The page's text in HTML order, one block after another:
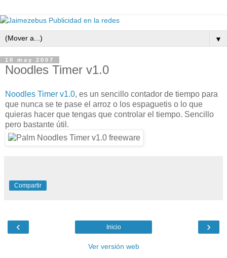
▼
10 may 2007
Noodles Timer v1.0
Noodles Timer v1.0, es un sencillo contador de tiempo para
que nunca se te pase el arroz o los espaguetis o lo que
quieras hacer que tengas que controlar el tiempo. Sencillo
pero bastante útil.
Compartir
‹ ›
Inicio
Ver versión web